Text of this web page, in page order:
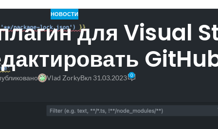
НОВОСТИ
для Visual
Vlad ZorkyВкл 31.03.2023 0